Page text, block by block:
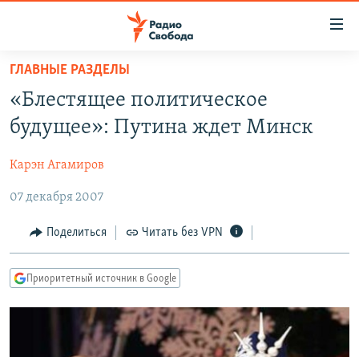
упрощенного
доступа
Вернуться
основному
Вернутся
главной
навигации
Вернутся
ПОДКАСТЫ
АВТОРСКИЕ ПРОЕКТЫ
ЦИТАТЫ СВОБОДЫ
МНЕНИЯ
КУЛЬТУРА
IDEL.РЕАЛИИ
КАВКАЗ.РЕАЛИИ
СЕВЕР.РЕАЛИИ
СИБИРЬ.РЕАЛИИ
ГЛАВНЫЕ РАЗДЕЛЫ
«Блестящее политическое
будущее»: Путина ждет Минск
Карэн Агамиров
07 декабря 2007
Поделиться Читать без VPN
Приоритетный источник в Google